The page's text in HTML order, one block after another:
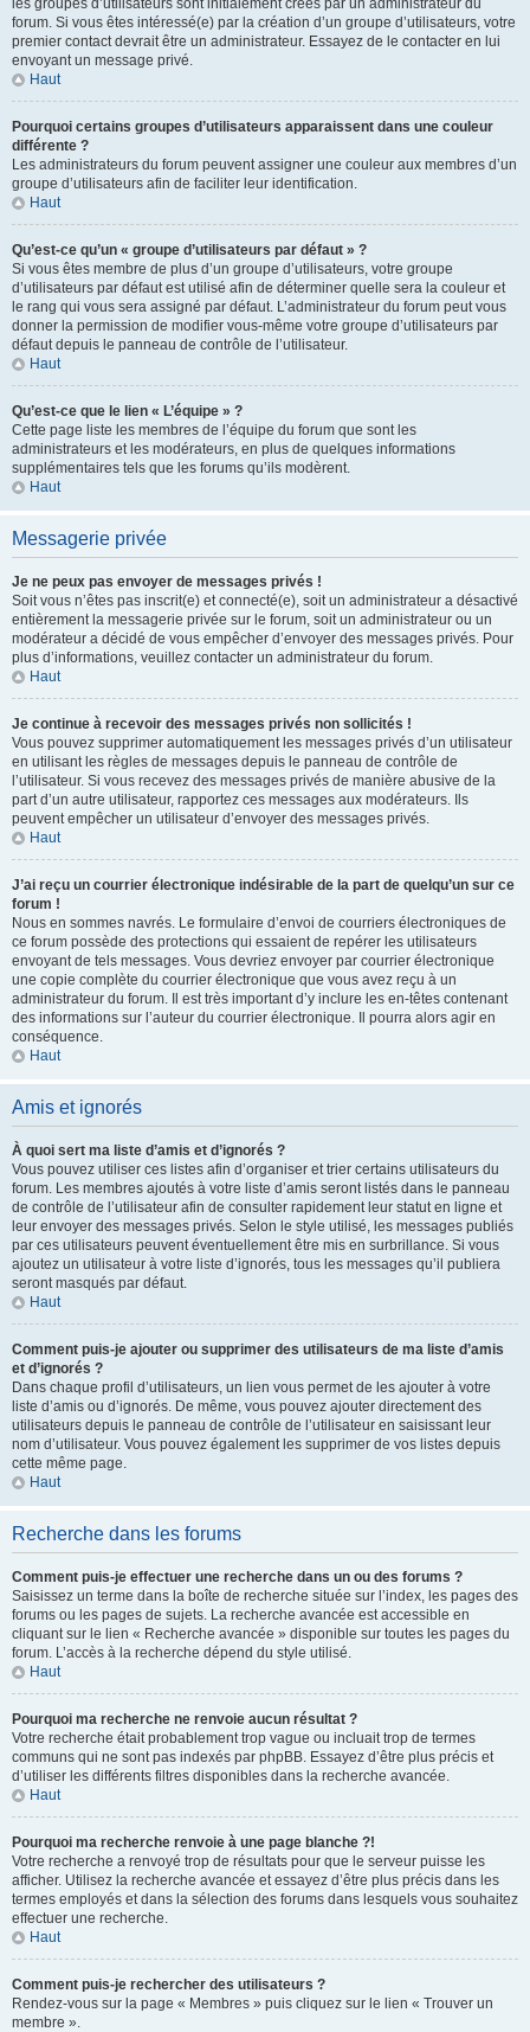
les groupes d’utilisateurs sont initialement créés par un administrateur du
forum. Si vous êtes intéressé(e) par la création d’un groupe d’utilisateurs, votre
premier contact devrait être un administrateur. Essayez de le contacter en lui
envoyant un message privé.
Haut
Pourquoi certains groupes d’utilisateurs apparaissent dans une couleur
différente ?
Les administrateurs du forum peuvent assigner une couleur aux membres d’un
groupe d’utilisateurs afin de faciliter leur identification.
Haut
Qu’est-ce qu’un « groupe d’utilisateurs par défaut » ?
Si vous êtes membre de plus d’un groupe d’utilisateurs, votre groupe
d’utilisateurs par défaut est utilisé afin de déterminer quelle sera la couleur et
le rang qui vous sera assigné par défaut. L’administrateur du forum peut vous
donner la permission de modifier vous-même votre groupe d’utilisateurs par
défaut depuis le panneau de contrôle de l’utilisateur.
Haut
Qu’est-ce que le lien « L’équipe » ?
Cette page liste les membres de l’équipe du forum que sont les
administrateurs et les modérateurs, en plus de quelques informations
supplémentaires tels que les forums qu’ils modèrent.
Haut
Messagerie privée
Je ne peux pas envoyer de messages privés !
Soit vous n’êtes pas inscrit(e) et connecté(e), soit un administrateur a désactivé
entièrement la messagerie privée sur le forum, soit un administrateur ou un
modérateur a décidé de vous empêcher d’envoyer des messages privés. Pour
plus d’informations, veuillez contacter un administrateur du forum.
Haut
Je continue à recevoir des messages privés non sollicités !
Vous pouvez supprimer automatiquement les messages privés d’un utilisateur
en utilisant les règles de messages depuis le panneau de contrôle de
l’utilisateur. Si vous recevez des messages privés de manière abusive de la
part d’un autre utilisateur, rapportez ces messages aux modérateurs. Ils
peuvent empêcher un utilisateur d’envoyer des messages privés.
Haut
J’ai reçu un courrier électronique indésirable de la part de quelqu’un sur ce
forum !
Nous en sommes navrés. Le formulaire d’envoi de courriers électroniques de
ce forum possède des protections qui essaient de repérer les utilisateurs
envoyant de tels messages. Vous devriez envoyer par courrier électronique
une copie complète du courrier électronique que vous avez reçu à un
administrateur du forum. Il est très important d’y inclure les en-têtes contenant
des informations sur l’auteur du courrier électronique. Il pourra alors agir en
conséquence.
Haut
Amis et ignorés
À quoi sert ma liste d’amis et d’ignorés ?
Vous pouvez utiliser ces listes afin d’organiser et trier certains utilisateurs du
forum. Les membres ajoutés à votre liste d’amis seront listés dans le panneau
de contrôle de l’utilisateur afin de consulter rapidement leur statut en ligne et
leur envoyer des messages privés. Selon le style utilisé, les messages publiés
par ces utilisateurs peuvent éventuellement être mis en surbrillance. Si vous
ajoutez un utilisateur à votre liste d’ignorés, tous les messages qu’il publiera
seront masqués par défaut.
Haut
Comment puis-je ajouter ou supprimer des utilisateurs de ma liste d’amis
et d’ignorés ?
Dans chaque profil d’utilisateurs, un lien vous permet de les ajouter à votre
liste d’amis ou d’ignorés. De même, vous pouvez ajouter directement des
utilisateurs depuis le panneau de contrôle de l’utilisateur en saisissant leur
nom d’utilisateur. Vous pouvez également les supprimer de vos listes depuis
cette même page.
Haut
Recherche dans les forums
Comment puis-je effectuer une recherche dans un ou des forums ?
Saisissez un terme dans la boîte de recherche située sur l’index, les pages des
forums ou les pages de sujets. La recherche avancée est accessible en
cliquant sur le lien « Recherche avancée » disponible sur toutes les pages du
forum. L’accès à la recherche dépend du style utilisé.
Haut
Pourquoi ma recherche ne renvoie aucun résultat ?
Votre recherche était probablement trop vague ou incluait trop de termes
communs qui ne sont pas indexés par phpBB. Essayez d’être plus précis et
d’utiliser les différents filtres disponibles dans la recherche avancée.
Haut
Pourquoi ma recherche renvoie à une page blanche ?!
Votre recherche a renvoyé trop de résultats pour que le serveur puisse les
afficher. Utilisez la recherche avancée et essayez d’être plus précis dans les
termes employés et dans la sélection des forums dans lesquels vous souhaitez
effectuer une recherche.
Haut
Comment puis-je rechercher des utilisateurs ?
Rendez-vous sur la page « Membres » puis cliquez sur le lien « Trouver un
membre ».